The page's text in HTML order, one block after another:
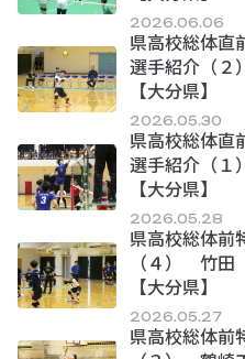
2026.06.06
県高校総体
選手紹介（
【大分県】
2026.05.30
県高校総体
選手紹介（
【大分県】
2026.05.28
県高校総体
（４） 竹
【大分県】
2026.05.27
県高校総体